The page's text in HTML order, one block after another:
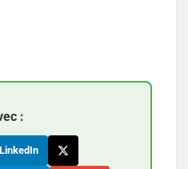
:
LinkedIn